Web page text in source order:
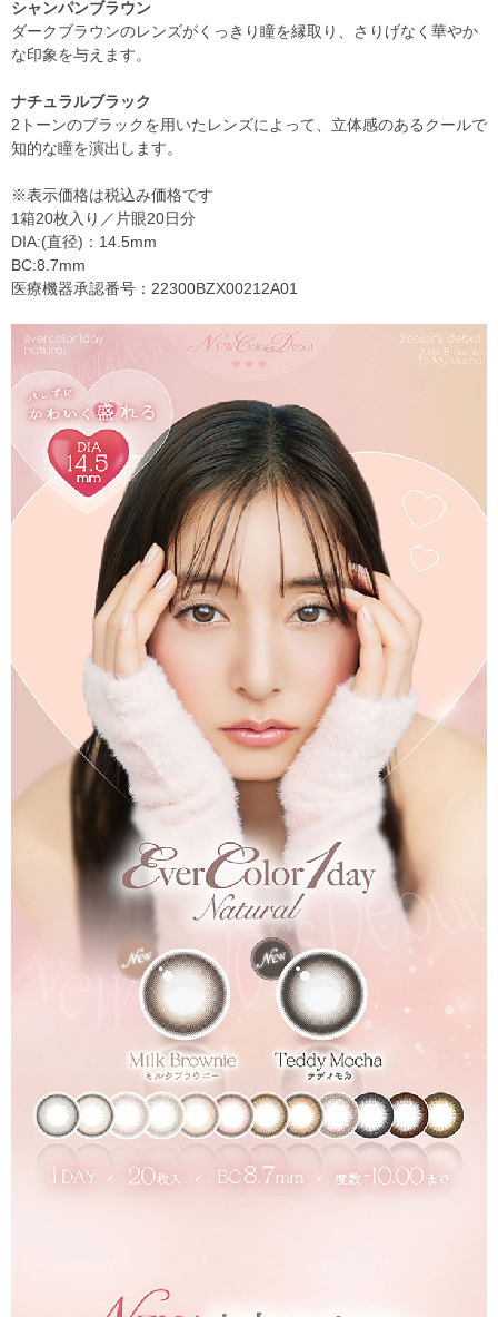
シャンパンブラウン
ダークブラウンのレンズがくっきり瞳を縁取り、さりげなく華やか
な印象を与えます。
ナチュラルブラック
2トーンのブラックを用いたレンズによって、立体感のあるクールで
知的な瞳を演出します。
※表示価格は税込み価格です
1箱20枚入り／片眼20日分
DIA:(直径)：14.5mm
BC:8.7mm
医療機器承認番号：22300BZX00212A01